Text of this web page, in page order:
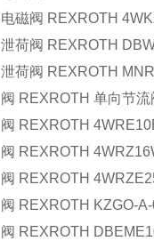
电磁阀 REXROTH
泄荷阀 REXROTH
泄荷阀 REXROTH
阀 REXROTH 单向节
阀 REXROTH
阀 REXROTH
阀 REXROTH
阀 REXROTH KZGO-
阀 REXROTH